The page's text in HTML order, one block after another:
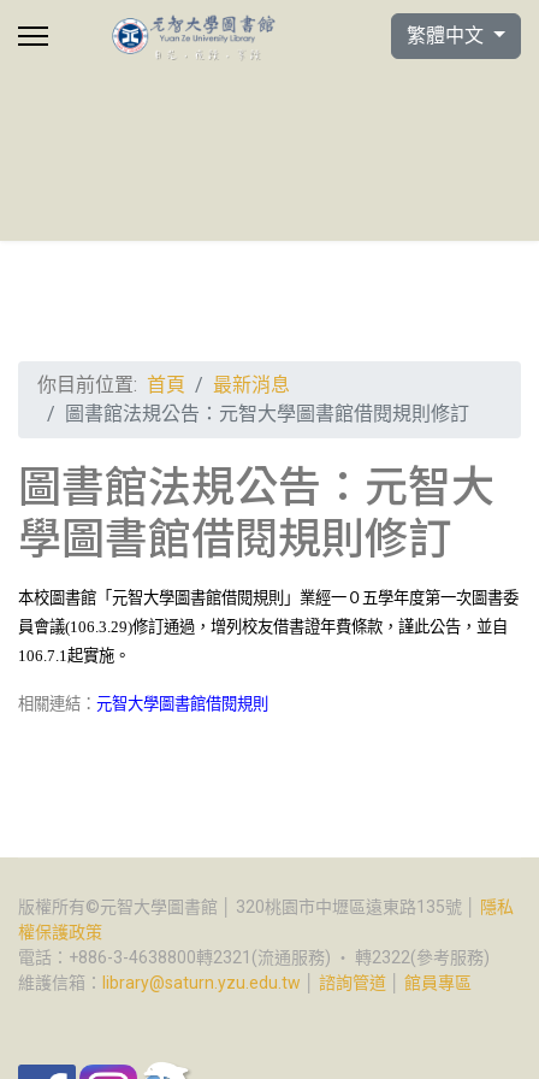
選擇你的語言
繁體中文
你目前位置: 首頁
最新消息
圖書館法規公告：元智大學圖書館借閱規則修訂
圖書館法規公告：元智大
學圖書館借閱規則修訂
本校圖書館「 元智大學圖書館借閱規則 」業經一０五學年度第一次圖書委
員會議(106.3.29)修訂通過 ， 增列校友借書證年費條款，謹此公告，並自
106.7.1起實施 。
相關連結： 元智大學圖書館借閱規則
版權所有©元智大學圖書館 │ 320桃園市中壢區遠東路135號 │
隱私
權保護政策
電話：+886-3-4638800轉2321(流通服務) ‧ 轉2322(參考服務)
維護信箱： library@saturn.yzu.edu.tw 諮詢管道 館員專區